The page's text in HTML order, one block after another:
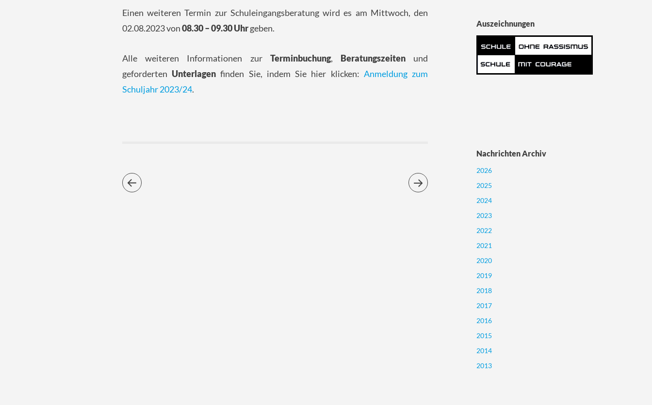
Einen weiteren Termin zur Schuleingangsberatung wird es am Mittwoch, den
02.08.2023 von08.30 – 09.30 Uhrgeben.
Alle weiteren Informationen zur Terminbuchung, Beratungszeitenund
geforderten Unterlagen finden Sie, indem Sie hier klicken: Anmeldung zum
Schuljahr 2023/24.
Auszeichnungen
Nachrichten Archiv
2026
2025
2024
2023
2022
2021
2020
2019
2018
2017
2016
2015
2014
2013